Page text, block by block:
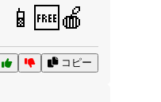
📱🆓🍎
コピー